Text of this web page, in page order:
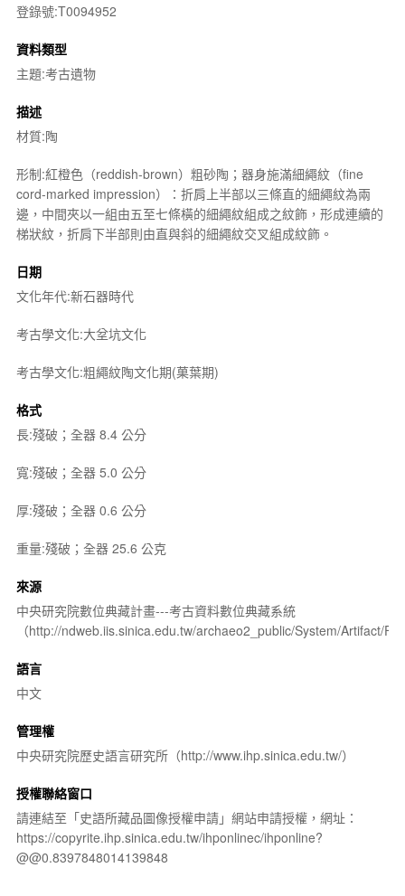
登錄號:T0094952
資料類型
主題:考古遺物
描述
材質:陶
形制:紅橙色（reddish-brown）粗砂陶；器身施滿細繩紋（fine
cord-marked impression）：折肩上半部以三條直的細繩紋為兩
邊，中間夾以一組由五至七條橫的細繩紋組成之紋飾，形成連續的
梯狀紋，折肩下半部則由直與斜的細繩紋交叉組成紋飾。
日期
文化年代:新石器時代
考古學文化:大坌坑文化
考古學文化:粗繩紋陶文化期(菓葉期)
格式
長:殘破；全器 8.4 公分
寬:殘破；全器 5.0 公分
厚:殘破；全器 0.6 公分
重量:殘破；全器 25.6 公克
來源
中央研究院數位典藏計畫---考古資料數位典藏系統
（http://ndweb.iis.sinica.edu.tw/archaeo2_public/System/Artifact/
語言
中文
管理權
中央研究院歷史語言研究所（http://www.ihp.sinica.edu.tw/）
授權聯絡窗口
請連結至「史語所藏品圖像授權申請」網站申請授權，網址：
https://copyrite.ihp.sinica.edu.tw/ihponlinec/ihponline?
@@0.8397848014139848